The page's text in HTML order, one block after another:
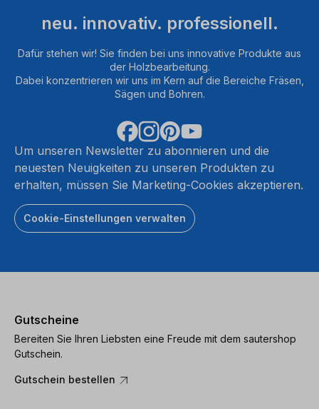
neu. innovativ. professionell.
Dafür stehen wir! Sie finden bei uns innovative Produkte aus
der Holzbearbeitung.
Dabei konzentrieren wir uns im Kern auf die Bereiche Fräsen,
Sägen und Bohren.
Um unseren Newsletter zu abonnieren und die
neuesten Neuigkeiten zu unseren Produkten zu
erhalten, müssen Sie Marketing-Cookies akzeptieren.
Cookie-Einstellungen verwalten
Gutscheine
Bereiten Sie Ihren Liebsten eine Freude mit dem sautershop
Gutschein.
Gutschein bestellen